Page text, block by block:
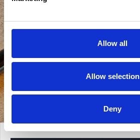
Allow all
Allow selection
Deny